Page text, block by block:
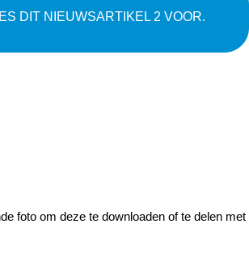
DIT NIEUWSARTIKEL 2 VOOR.
foto om deze te downloaden of te delen met